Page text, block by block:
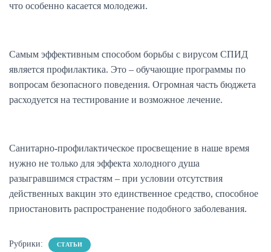
что особенно касается молодежи.
Самым эффективным способом борьбы с вирусом СПИД
является профилактика. Это – обучающие программы по
вопросам безопасного поведения. Огромная часть бюджета
расходуется на тестирование и возможное лечение.
Санитарно-профилактическое просвещение в наше время
нужно не только для эффекта холодного душа
разыгравшимся страстям – при условии отсутствия
действенных вакцин это единственное средство, способное
приостановить распространение подобного заболевания.
Рубрики: СТАТЬИ